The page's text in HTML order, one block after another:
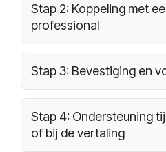
Stap 2: Koppeling met
professional
Stap 3: Bevestiging en
Stap 4: Ondersteuning
of bij de vertaling